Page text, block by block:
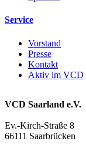
Service
Vorstand
Presse
Kontakt
Aktiv im VCD
VCD Saarland e.V.
Ev.-Kirch-Straße 8
66111 Saarbrücken